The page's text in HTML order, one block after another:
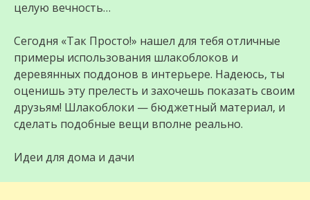
целую вечность…
Сегодня «Так Просто!» нашел для тебя отличные
примеры использования шлакоблоков и
деревянных поддонов в интерьере. Надеюсь, ты
оценишь эту прелесть и захочешь показать своим
друзьям! Шлакоблоки — бюджетный материал, и
сделать подобные вещи вполне реально.
Идеи для дома и дачи